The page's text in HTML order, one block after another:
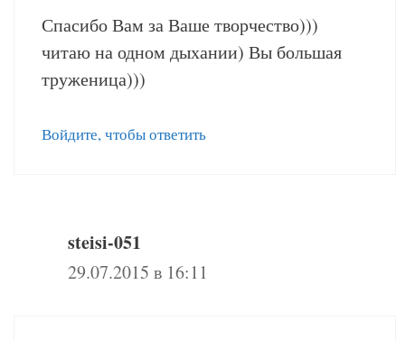
Спасибо Вам за Ваше творчество)))
читаю на одном дыхании) Вы большая
труженица)))
Войдите, чтобы ответить
steisi-051
29.07.2015 в 16:11